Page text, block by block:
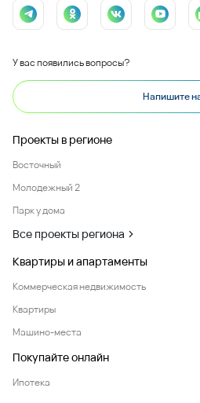
У вас появились вопросы?
Напишите
Проекты в регионе
Восточный
Молодежный 2
Парк у дома
Все проекты региона
Квартиры и апартаменты
Коммерческая недвижимость
Квартиры
Машино-места
Покупайте онлайн
Ипотека